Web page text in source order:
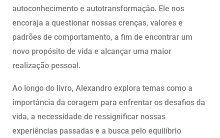
autoconhecimento e autotransformação. Ele nos
encoraja a questionar nossas crenças, valores e
padrões de comportamento, a fim de encontrar um
novo propósito de vida e alcançar uma maior
realização pessoal.
Ao longo do livro, Alexandro explora temas como a
importância da coragem para enfrentar os desafios da
vida, a necessidade de ressignificar nossas
experiências passadas e a busca pelo equilíbrio